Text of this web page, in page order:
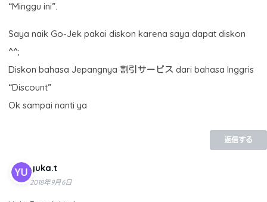
“Minggu ini”.
Saya naik Go-Jek pakai diskon karena saya dapat diskon
^^;
Diskon bahasa Jepangnya 割引サービス dari bahasa Inggris
“Discount”
Ok sampai nanti ya
返信する
yuka.t
2018年9月6日